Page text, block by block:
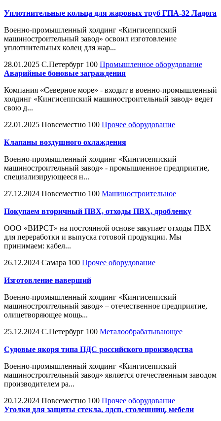
Уплотнительные кольца для жаровых труб ГПА-32 Ладога
Военно-промышленный холдинг «Кингисеппский
машиностроительный завод» освоил изготовление
уплотнительных колец для жар...
28.01.2025 С.Петербург 100 Промышленное оборудование
Аварийные боновые заграждения
Компания «Северное море» - входит в военно-промышленный
холдинг «Кингисеппский машиностроительный завод» ведет
свою д...
22.01.2025 Повсеместно 100 Прочее оборудование
Клапаны воздушного охлаждения
Военно-промышленный холдинг «Кингисеппский
машиностроительный завод» - промышленное предприятие,
специализирующееся н...
27.12.2024 Повсеместно 100 Машиностроительное
Покупаем вторичный ПВХ, отходы ПВХ, дробленку
ООО «ВИРСТ» на постоянной основе закупает отходы ПВХ
для переработки и выпуска готовой продукции. Мы
принимаем: кабел...
26.12.2024 Самара 100 Прочее оборудование
Изготовление наверший
Военно-промышленный холдинг «Кингисеппский
машиностроительный завод» – отечественное предприятие,
олицетворяющее мощь...
25.12.2024 С.Петербург 100 Металообрабатывающее
Судовые якоря типа ПДС российского производства
Военно-промышленный холдинг «Кингисеппский
машиностроительный завод» является отечественным заводом
производителем ра...
20.12.2024 Повсеместно 100 Прочее оборудование
Уголки для защиты стекла, лдсп, столешниц, мебели